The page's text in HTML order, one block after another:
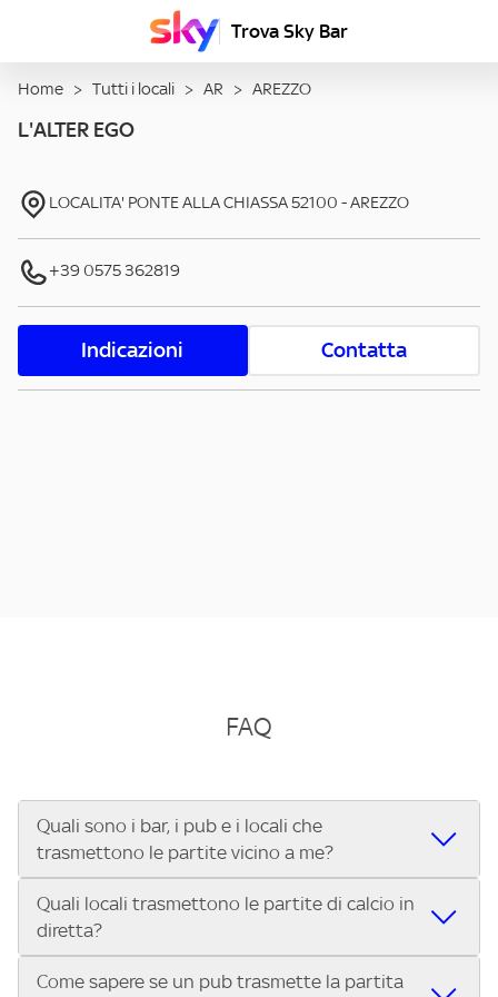
Trova Sky Bar
Home > Tutti i locali > AR > AREZZO
L'ALTER EGO
LOCALITA' PONTE ALLA CHIASSA52100 -AREZZO
+39 0575 362819
Indicazioni Contatta
FAQ
Quali sono i bar, i pub e i locali che
trasmettono le partite vicino a me?
Se cerchi un bar, pub, ristorante o locale vicino a te per
vedere le partite di Serie A ENILIVE, la Serie C Sky Wifi, la
UEFA Champions League, la UEFA Europa League, la UEFA
Conference League, il Tennis, la Formula 1®, la MotoGP™ e
Quali locali trasmettono le partite di calcio in
diretta?
Vuoi sapere quali bar, pub o ristoranti mostrano le partite
Come sapere se un pub trasmette la partita